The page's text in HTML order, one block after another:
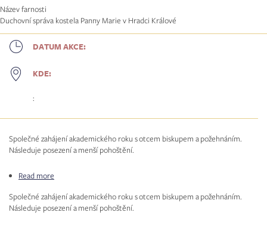
Název farnosti
Duchovní správa kostela Panny Marie v Hradci Králové
DATUM AKCE:
KDE:
:
Společné zahájení akademického roku s otcem biskupem a požehnáním.
Následuje posezení a menší pohoštění.
Read more
Sancte
Společné zahájení akademického roku s otcem biskupem a požehnáním.
Následuje posezení a menší pohoštění.